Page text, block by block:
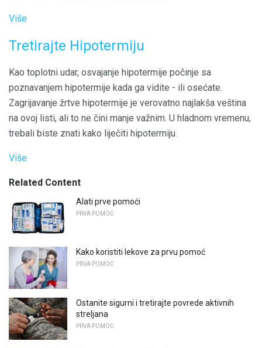
Više
Tretirajte Hipotermiju
Kao toplotni udar, osvajanje hipotermije počinje sa
poznavanjem hipotermije kada ga vidite - ili osećate.
Zagrijavanje žrtve hipotermije je verovatno najlakša veština
na ovoj listi, ali to ne čini manje važnim. U hladnom vremenu,
trebali biste znati kako liječiti hipotermiju.
Više
Related Content
Alati prve pomoći
PRVA POMOĆ
Kako koristiti lekove za prvu pomoć
PRVA POMOĆ
Ostanite sigurni i tretirajte povrede aktivnih
streljana
PRVA POMOĆ